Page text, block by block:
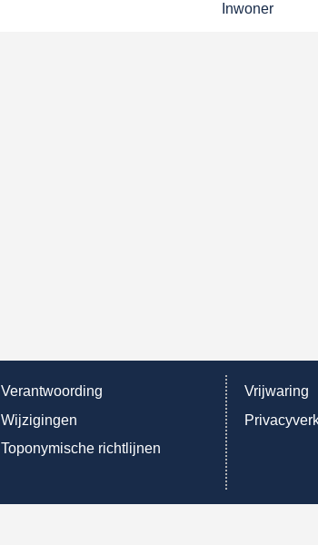
Inwoner
Verantwoording
Wijzigingen
Toponymische richtlijnen
Vrijwaring